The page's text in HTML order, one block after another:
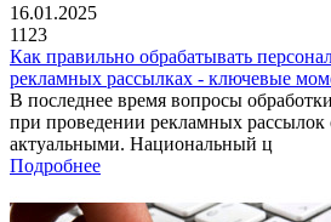
16.01.2025
1123
Как правильно обрабатывать
рекламных рассылках - ключевые
В последнее время вопросы
при проведении рекламных рассылок
актуальными. Национальный ц
Подробнее